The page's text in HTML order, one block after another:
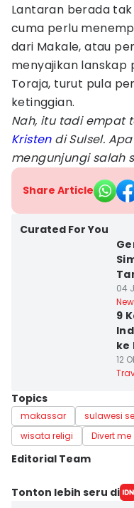
Lantaran berada
cuma perlu
dari Makale, atau
menyajikan lanskap
Toraja, turut pula
ketinggian.
Nah, itu tadi empat
Kristendi Sulsel.
mengunjungi salah
Share Article
Curated For You
04
9
ke
12
Topics
makassar sulawesi
wisata religi
Divert me
Editorial Team
Editor
Tonton lebih seru di